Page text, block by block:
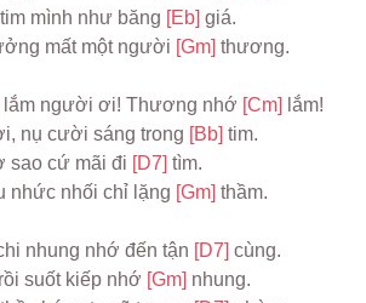
mình như băng [Eb] giá.
mất một người [Gm] thương.
lắm người ơi! Thương nhớ [Cm] lắm!
nụ cười sáng trong [Bb] tim.
sao cứ mãi đi [D7] tìm.
nhức nhối chỉ lặng [Gm] thầm.
nhung nhớ đến tận [D7] cùng.
suốt kiếp nhớ [Gm] nhung.